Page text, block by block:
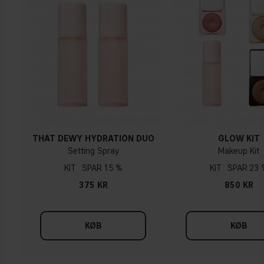
Mini-størrelser er nu tilgængelige for alle tre sprays
THAT DEWY HYDRATION DUO
Setting Spray
KIT
15 %
375 KR
KØB
GLOW KIT
Makeup Kit
KIT
23
850 KR
KØB